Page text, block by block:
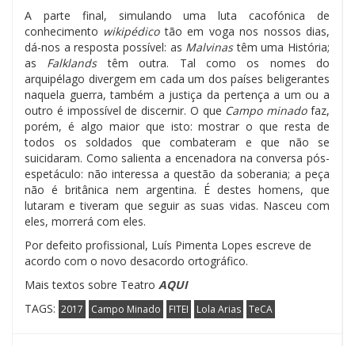
A parte final, simulando uma luta cacofónica de
conhecimento wikipédicotão em voga nos nossos dias,
dá-nos a resposta possível: as Malvinastêm uma História;
as Falklandstêm outra. Tal como os nomes do
arquipélago divergem em cada um dos países beligerantes
naquela guerra, também a justiça da pertença a um ou a
outro é impossível de discernir. O que Campo minadofaz,
porém, é algo maior que isto: mostrar o que resta de
todos os soldados que combateram e que não se
suicidaram. Como salienta a encenadora na conversa pós-
espetáculo: não interessa a questão da soberania; a peça
não é britânica nem argentina. É destes homens, que
lutaram e tiveram que seguir as suas vidas. Nasceu com
eles, morrerá com eles.
Por defeito profissional, Luís Pimenta Lopes escreve de
acordo com o novo desacordo ortográfico.
Mais textos sobre Teatro AQUI
TAGS: 2017 Campo Minado FITEI Lola Arias TeCA